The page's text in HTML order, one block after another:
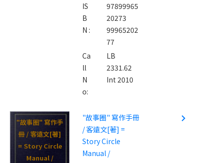
IS
B
N :
97899965
20273
99965202
77
Ca
ll
N
o:
LB
2331.62
Int 2010
"故事圈" 寫作手
冊 / 客遠文[著]
= Story Circle
Manual /
"故事圈" 寫作手冊
/ 客遠文[著] =
Story Circle
Manual /
navigate_next